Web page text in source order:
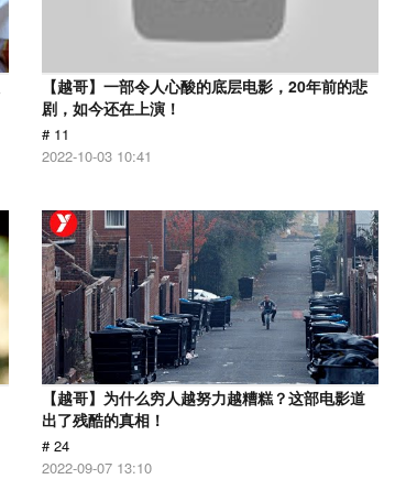
【越哥】一部令人心酸的底层电影，20年前的悲
剧，如今还在上演！
# 11
2022-10-03 10:41
【越哥】为什么穷人越努力越糟糕？这部电影道
出了残酷的真相！
# 24
2022-09-07 13:10